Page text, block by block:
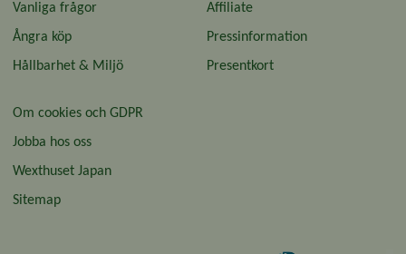
Vanliga frågor
Ångra köp
Hållbarhet & Miljö
Affiliate
Pressinformation
Presentkort
Om cookies och GDPR
Jobba hos oss
Wexthuset Japan
Sitemap